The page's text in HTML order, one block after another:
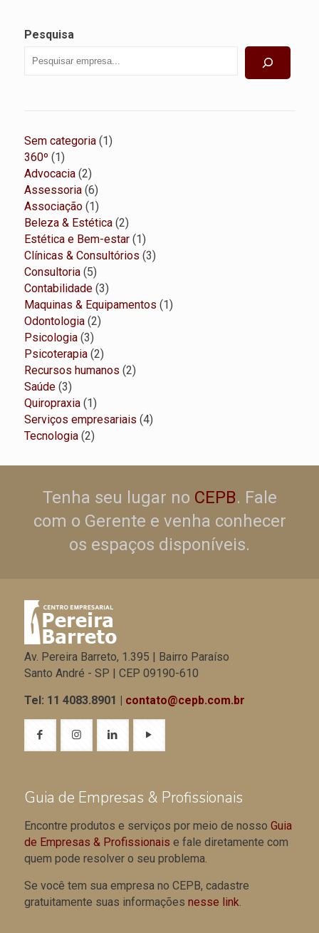
Pesquisa
Sem categoria 11
360º 11
produto
Advocacia 22
produtos
Assessoria 66
produtos
Associação 11
produto
Beleza & Estética 22
produtos
Estética e Bem-estar 11
produto
Clínicas & Consultórios 33
Consultoria 55
produtos
Contabilidade 33
produtos
Maquinas & Equipamentos 11
Odontologia 22
Psicologia 33
produtos
Psicoterapia 22
produtos
Recursos humanos 22
Saúde 33
produtos
Quiropraxia 11
produto
Serviços empresariais 44
Tecnologia 22
Tenha seu lugar no CEPB. Fale
com o Gerente e venha conhecer
os espaços disponíveis.
Av. Pereira Barreto, 1.395 | Bairro Paraíso
Santo André - SP | CEP 09190-610
Tel: 11 4083.8901 | contato@cepb.com.br
Guia de Empresas & Profissionais
Encontre produtos e serviços por meio de nosso Guia
de Empresas & Profissionais e fale diretamente com
quem pode resolver o seu problema.
Se você tem sua empresa no CEPB, cadastre
gratuitamente suas informações nesse link.